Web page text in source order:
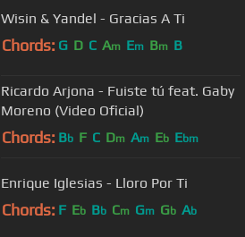
Wisin & Yandel - Gracias A Ti
Chords: G D C Am Em Bm B
Ricardo Arjona - Fuiste tú feat. Gaby
Moreno (Video Oficial)
Chords: Bb F C Dm Am Eb Ebm
Enrique Iglesias - Lloro Por Ti
Chords: F Eb Bb Cm Gm Gb Ab